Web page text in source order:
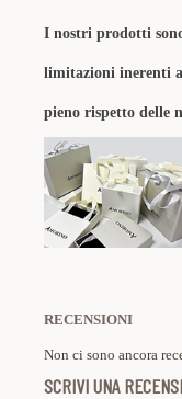
I nostri prodotti
limitazioni inerenti
pieno rispetto delle
RECENSIONI
Non ci sono ancora
SCRIVI UNA